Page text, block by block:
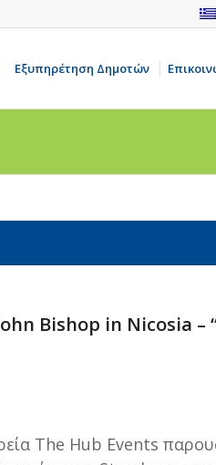
Εξυπηρέτηση Δημοτών
Bishop in Nicosia –
The Hub Events